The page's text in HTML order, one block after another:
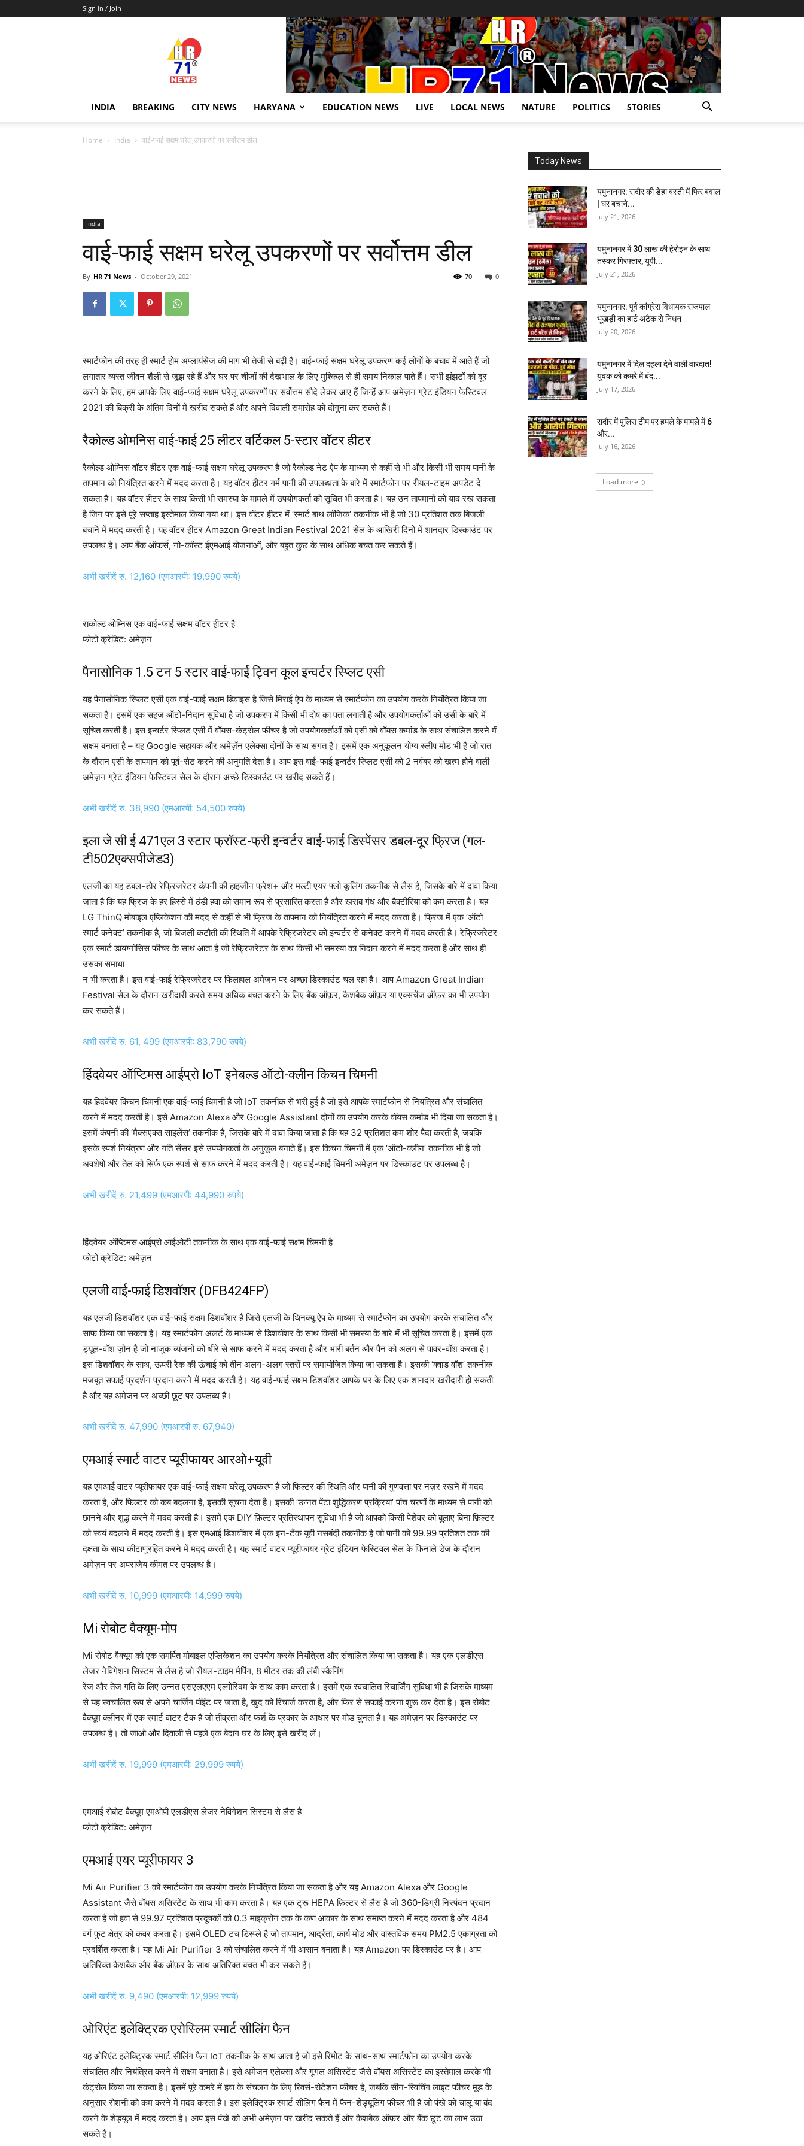
Sign in / Join
Hr71news
INDIA BREAKING CITY NEWS HARYANA EDUCATION NEWS LIVE LOCAL NEWS NATURE POLITICS STORIES
Home India वाई-फाई सक्षम घरेलू उपकरणों पर सर्वोत्तम डील
India
वाई-फाई सक्षम घरेलू उपकरणों पर सर्वोत्तम डील
By HR 71 News - October 29, 2021 0
70
स्मार्टफोन की तरह ही स्मार्ट होम अप्लायंसेज की मांग भी तेजी से बढ़ी है। वाई-फाई सक्षम घरेलू उपकरण कई लोगों के बचाव में आते हैं जो
लगातार व्यस्त जीवन शैली से जूझ रहे हैं और घर पर चीजों की देखभाल के लिए मुश्किल से ही समय निकाल पाते हैं। सभी झंझटों को दूर
करने के लिए, हम आपके लिए वाई-फाई सक्षम घरेलू उपकरणों पर सर्वोत्तम सौदे लेकर आए हैं जिन्हें आप अमेज़न ग्रेट इंडियन फेस्टिवल
2021 की बिक्री के अंतिम दिनों में खरीद सकते हैं और अपने दिवाली समारोह को दोगुना कर सकते हैं।
रैकोल्ड ओमनिस वाई-फाई 25 लीटर वर्टिकल 5-स्टार वॉटर हीटर
रैकोल्ड ओम्निस वॉटर हीटर एक वाई-फाई सक्षम घरेलू उपकरण है जो रैकोल्ड नेट ऐप के माध्यम से कहीं से भी और किसी भी समय पानी के
तापमान को नियंत्रित करने में मदद करता है। यह वॉटर हीटर गर्म पानी की उपलब्धता के बारे में स्मार्टफोन पर रीयल-टाइम अपडेट दे
सकता है। यह वॉटर हीटर के साथ किसी भी समस्या के मामले में उपयोगकर्ता को सूचित भी करता है। यह उन तापमानों को याद रख सकता
है जिन पर इसे पूरे सप्ताह इस्तेमाल किया गया था। इस वॉटर हीटर में ‘स्मार्ट बाथ लॉजिक’ तकनीक भी है जो 30 प्रतिशत तक बिजली
बचाने में मदद करती है। यह वॉटर हीटर Amazon Great Indian Festival 2021 सेल के आखिरी दिनों में शानदार डिस्काउंट पर
उपलब्ध है। आप बैंक ऑफर्स, नो-कॉस्ट ईएमआई योजनाओं, और बहुत कुछ के साथ अधिक बचत कर सकते हैं।
अभी खरीदें रु. 12,160 (एमआरपी: 19,990 रुपये)
राकोल्ड ओम्निस एक वाई-फाई सक्षम वॉटर हीटर है
फोटो क्रेडिट: अमेज़न
पैनासोनिक 1.5 टन 5 स्टार वाई-फाई ट्विन कूल इन्वर्टर स्प्लिट एसी
यह पैनासोनिक स्प्लिट एसी एक वाई-फाई सक्षम डिवाइस है जिसे मिराई ऐप के माध्यम से स्मार्टफोन का उपयोग करके नियंत्रित किया जा
सकता है। इसमें एक सहज ऑटो-निदान सुविधा है जो उपकरण में किसी भी दोष का पता लगाती है और उपयोगकर्ताओं को उसी के बारे में
सूचित करती है। इस इन्वर्टर स्प्लिट एसी में वॉयस-कंट्रोल फीचर है जो उपयोगकर्ताओं को एसी को वॉयस कमांड के साथ संचालित करने में
सक्षम बनाता है – यह Google सहायक और अमेज़ॅन एलेक्सा दोनों के साथ संगत है। इसमें एक अनुकूलन योग्य स्लीप मोड भी है जो रात
के दौरान एसी के तापमान को पूर्व-सेट करने की अनुमति देता है। आप इस वाई-फाई इन्वर्टर स्प्लिट एसी को 2 नवंबर को खत्म होने वाली
अमेज़न ग्रेट इंडियन फेस्टिवल सेल के दौरान अच्छे डिस्काउंट पर खरीद सकते हैं।
अभी खरीदें रु. 38,990 (एमआरपी: 54,500 रुपये)
इला जे सी ई 471एल 3 स्टार फ्रॉस्ट-फ्री इन्वर्टर वाई-फाई डिस्पेंसर डबल-दूर फ्रिज (गल-
टी502एक्सपीजेड3)
एलजी का यह डबल-डोर रेफ्रिजरेटर कंपनी की हाइजीन फ्रेश+ और मल्टी एयर फ्लो कूलिंग तकनीक से लैस है, जिसके बारे में दावा किया
जाता है कि यह फ्रिज के हर हिस्से में ठंडी हवा को समान रूप से प्रसारित करता है और खराब गंध और बैक्टीरिया को कम करता है। यह
LG ThinQ मोबाइल एप्लिकेशन की मदद से कहीं से भी फ्रिज के तापमान को नियंत्रित करने में मदद करता है। फ्रिज में एक ‘ऑटो
स्मार्ट कनेक्ट’ तकनीक है, जो बिजली कटौती की स्थिति में आपके रेफ्रिजरेटर को इन्वर्टर से कनेक्ट करने में मदद करती है। रेफ्रिजरेटर
एक स्मार्ट डायग्नोसिस फीचर के साथ आता है जो रेफ्रिजरेटर के साथ किसी भी समस्या का निदान करने में मदद करता है और साथ ही
उसका समाधा
न भी करता है। इस वाई-फाई रेफ्रिजरेटर पर फिलहाल अमेज़न पर अच्छा डिस्काउंट चल रहा है। आप Amazon Great Indian
Festival सेल के दौरान खरीदारी करते समय अधिक बचत करने के लिए बैंक ऑफ़र, कैशबैक ऑफ़र या एक्सचेंज ऑफ़र का भी उपयोग
कर सकते हैं।
अभी खरीदें रु. 61, 499 (एमआरपी: 83,790 रुपये)
हिंदवेयर ऑप्टिमस आईप्रो IoT इनेबल्ड ऑटो-क्लीन किचन चिमनी
यह हिंदवेयर किचन चिमनी एक वाई-फाई चिमनी है जो IoT तकनीक से भरी हुई है जो इसे आपके स्मार्टफोन से नियंत्रित और संचालित
करने में मदद करती है। इसे Amazon Alexa और Google Assistant दोनों का उपयोग करके वॉयस कमांड भी दिया जा सकता है।
इसमें कंपनी की ‘मैक्सएक्स साइलेंस’ तकनीक है, जिसके बारे में दावा किया जाता है कि यह 32 प्रतिशत कम शोर पैदा करती है, जबकि
इसके स्पर्श नियंत्रण और गति सेंसर इसे उपयोगकर्ता के अनुकूल बनाते हैं। इस किचन चिमनी में एक ‘ऑटो-क्लीन’ तकनीक भी है जो
अवशेषों और तेल को सिर्फ एक स्पर्श से साफ करने में मदद करती है। यह वाई-फाई चिमनी अमेज़न पर डिस्काउंट पर उपलब्ध है।
अभी खरीदें रु. 21,499 (एमआरपी: 44,990 रुपये)
हिंदवेयर ऑप्टिमस आईप्रो आईओटी तकनीक के साथ एक वाई-फाई सक्षम चिमनी है
फोटो क्रेडिट: अमेज़न
एलजी वाई-फाई डिशवॉशर (DFB424FP)
यह एलजी डिशवॉशर एक वाई-फाई सक्षम डिशवॉशर है जिसे एलजी के थिनक्यू ऐप के माध्यम से स्मार्टफोन का उपयोग करके संचालित और
साफ किया जा सकता है। यह स्मार्टफोन अलर्ट के माध्यम से डिशवॉशर के साथ किसी भी समस्या के बारे में भी सूचित करता है। इसमें एक
ड्यूल-वॉश ज़ोन है जो नाजुक व्यंजनों को धीरे से साफ करने में मदद करता है और भारी बर्तन और पैन को अलग से पावर-वॉश करता है।
इस डिशवॉशर के साथ, ऊपरी रैक की ऊंचाई को तीन अलग-अलग स्तरों पर समायोजित किया जा सकता है। इसकी ‘क्वाड वॉश’ तकनीक
मजबूत सफाई प्रदर्शन प्रदान करने में मदद करती है। यह वाई-फाई सक्षम डिशवॉशर आपके घर के लिए एक शानदार खरीदारी हो सकती
है और यह अमेज़न पर अच्छी छूट पर उपलब्ध है।
अभी खरीदें रु. 47,990 (एमआरपी रु. 67,940)
एमआई स्मार्ट वाटर प्यूरीफायर आरओ+यूवी
यह एमआई वाटर प्यूरीफायर एक वाई-फाई सक्षम घरेलू उपकरण है जो फिल्टर की स्थिति और पानी की गुणवत्ता पर नज़र रखने में मदद
करता है, और फिल्टर को कब बदलना है, इसकी सूचना देता है। इसकी ‘उन्नत पेंटा शुद्धिकरण प्रक्रिया’ पांच चरणों के माध्यम से पानी को
छानने और शुद्ध करने में मदद करती है। इसमें एक DIY फ़िल्टर प्रतिस्थापन सुविधा भी है जो आपको किसी पेशेवर को बुलाए बिना फ़िल्टर
को स्वयं बदलने में मदद करती है। इस एमआई डिशवॉशर में एक इन-टैंक यूवी नसबंदी तकनीक है जो पानी को 99.99 प्रतिशत तक की
दक्षता के साथ कीटाणुरहित करने में मदद करती है। यह स्मार्ट वाटर प्यूरीफायर ग्रेट इंडियन फेस्टिवल सेल के फिनाले डेज के दौरान
अमेज़न पर अपराजेय कीमत पर उपलब्ध है।
अभी खरीदें रु. 10,999 (एमआरपी: 14,999 रुपये)
Mi रोबोट वैक्यूम-मोप
Mi रोबोट वैक्यूम को एक समर्पित मोबाइल एप्लिकेशन का उपयोग करके नियंत्रित और संचालित किया जा सकता है। यह एक एलडीएस
लेजर नेविगेशन सिस्टम से लैस है जो रीयल-टाइम मैपिंग, 8 मीटर तक की लंबी स्कैनिंग
रेंज और तेज गति के लिए उन्नत एसएलएएम एल्गोरिदम के साथ काम करता है। इसमें एक स्वचालित रिचार्जिंग सुविधा भी है जिसके माध्यम
से यह स्वचालित रूप से अपने चार्जिंग पॉइंट पर जाता है, खुद को रिचार्ज करता है, और फिर से सफाई करना शुरू कर देता है। इस रोबोट
वैक्यूम क्लीनर में एक स्मार्ट वाटर टैंक है जो तीव्रता और फर्श के प्रकार के आधार पर मोड चुनता है। यह अमेज़न पर डिस्काउंट पर
उपलब्ध है। तो जाओ और दिवाली से पहले एक बेदाग घर के लिए इसे खरीद लें।
अभी खरीदें रु. 19,999 (एमआरपी: 29,999 रुपये)
एमआई रोबोट वैक्यूम एमओपी एलडीएस लेजर नेविगेशन सिस्टम से लैस है
फोटो क्रेडिट: अमेज़न
एमआई एयर प्यूरीफायर 3
Mi Air Purifier 3 को स्मार्टफोन का उपयोग करके नियंत्रित किया जा सकता है और यह Amazon Alexa और Google
Assistant जैसे वॉयस असिस्टेंट के साथ भी काम करता है। यह एक ट्रू HEPA फ़िल्टर से लैस है जो 360-डिग्री निस्पंदन प्रदान
करता है जो हवा से 99.97 प्रतिशत प्रदूषकों को 0.3 माइक्रोन तक के कण आकार के साथ समाप्त करने में मदद करता है और 484
वर्ग फुट क्षेत्र को कवर करता है। इसमें OLED टच डिस्प्ले है जो तापमान, आर्द्रता, कार्य मोड और वास्तविक समय PM2.5 एकाग्रता को
प्रदर्शित करता है। यह Mi Air Purifier 3 को संचालित करने में भी आसान बनाता है। यह Amazon पर डिस्काउंट पर है। आप
अतिरिक्त कैशबैक और बैंक ऑफ़र के साथ अतिरिक्त बचत भी कर सकते हैं।
अभी खरीदें रु. 9,490 (एमआरपी: 12,999 रुपये)
ओरिएंट इलेक्ट्रिक एरोस्लिम स्मार्ट सीलिंग फैन
यह ओरिएंट इलेक्ट्रिक स्मार्ट सीलिंग फैन IoT तकनीक के साथ आता है जो इसे रिमोट के साथ-साथ स्मार्टफोन का उपयोग करके
संचालित और नियंत्रित करने में सक्षम बनाता है। इसे अमेजन एलेक्सा और गूगल असिस्टेंट जैसे वॉयस असिस्टेंट का इस्तेमाल करके भी
कंट्रोल किया जा सकता है। इसमें पूरे कमरे में हवा के संचलन के लिए रिवर्स-रोटेशन फीचर है, जबकि सीन-स्विचिंग लाइट फीचर मूड के
अनुसार रोशनी को कम करने में मदद करता है। इस इलेक्ट्रिक स्मार्ट सीलिंग फैन में फैन-शेड्यूलिंग फीचर भी है जो पंखे को चालू या बंद
करने के शेड्यूल में मदद करता है। आप इस पंखे को अभी अमेज़न पर खरीद सकते हैं और कैशबैक ऑफ़र और बैंक छूट का लाभ उठा
सकते हैं।
Today News
यमुनानगर: रादौर की डेहा बस्ती में फिर बवाल
| घर बचाने...
July 21, 2026
यमुनानगर में 30 लाख की हेरोइन के साथ
तस्कर गिरफ्तार, यूपी...
July 21, 2026
यमुनानगर: पूर्व कांग्रेस विधायक राजपाल
भूखड़ी का हार्ट अटैक से निधन
July 20, 2026
यमुनानगर में दिल दहला देने वाली वारदात!
युवक को कमरे में बंद...
July 17, 2026
रादौर में पुलिस टीम पर हमले के मामले में 6
और...
July 16, 2026
Load more